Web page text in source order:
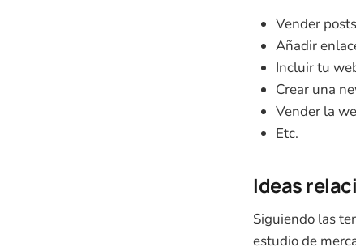
Vender
Añadir
Incluir tu
Crear una
Vender la
Etc.
Ideas
Siguiendo las
estudio de